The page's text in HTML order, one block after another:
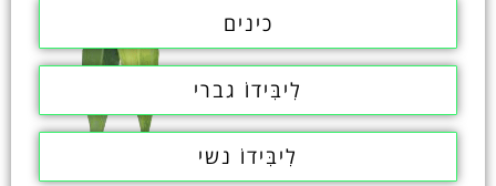
כינים
לִיבִּידוֹ גברי
לִיבִּידוֹ נשי